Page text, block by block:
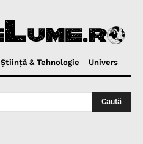
Ştiinţă & Tehnologie Univers
Caută